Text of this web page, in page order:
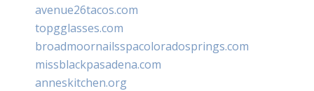
avenue26tacos.com
topgglasses.com
broadmoornailsspacoloradosprings.com
missblackpasadena.com
anneskitchen.org